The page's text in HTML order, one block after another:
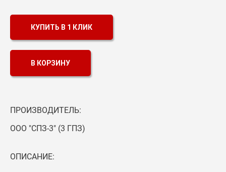
КУПИТЬ В 1 КЛИК
В КОРЗИНУ
ПРОИЗВОДИТЕЛЬ:
ООО "СПЗ-3" (3 ГПЗ)
ОПИСАНИЕ: